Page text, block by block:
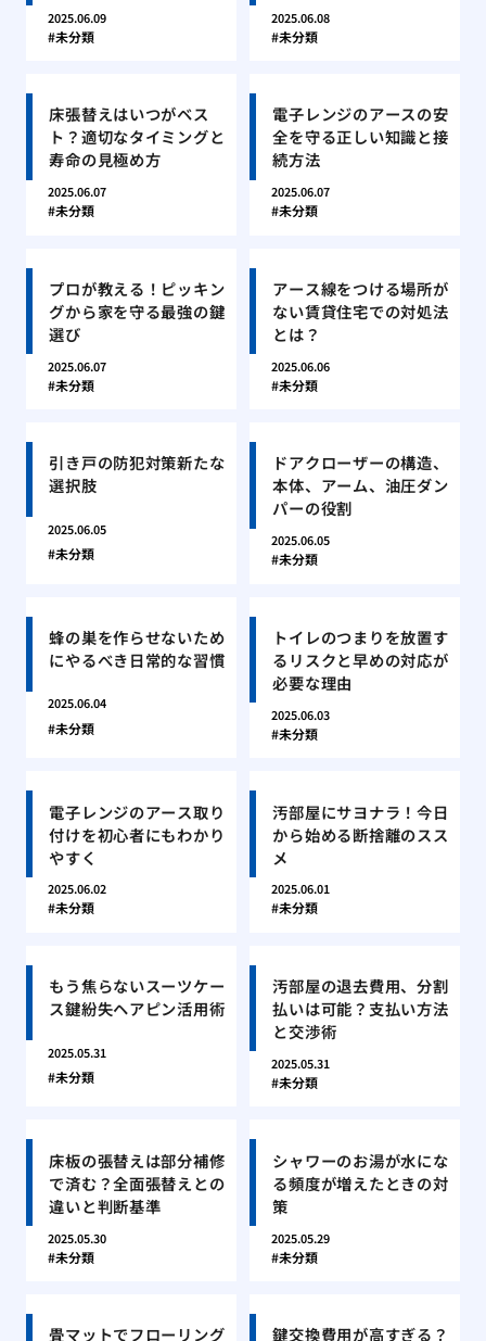
2025.06.09
未分類
2025.06.08
未分類
床張替えはいつがベス
ト？適切なタイミングと
寿命の見極め方
2025.06.07
未分類
電子レンジのアースの安
全を守る正しい知識と接
続方法
2025.06.07
未分類
プロが教える！ピッキン
グから家を守る最強の鍵
選び
2025.06.07
未分類
アース線をつける場所が
ない賃貸住宅での対処法
とは？
2025.06.06
未分類
引き戸の防犯対策新たな
選択肢
2025.06.05
未分類
ドアクローザーの構造、
本体、アーム、油圧ダン
パーの役割
2025.06.05
未分類
蜂の巣を作らせないため
にやるべき日常的な習慣
2025.06.04
未分類
トイレのつまりを放置す
るリスクと早めの対応が
必要な理由
2025.06.03
未分類
電子レンジのアース取り
付けを初心者にもわかり
やすく
2025.06.02
未分類
汚部屋にサヨナラ！今日
から始める断捨離のスス
メ
2025.06.01
未分類
もう焦らないスーツケー
ス鍵紛失ヘアピン活用術
2025.05.31
未分類
汚部屋の退去費用、分割
払いは可能？支払い方法
と交渉術
2025.05.31
未分類
床板の張替えは部分補修
で済む？全面張替えとの
違いと判断基準
2025.05.30
未分類
シャワーのお湯が水にな
る頻度が増えたときの対
策
2025.05.29
未分類
畳マットでフローリング
鍵交換費用が高すぎる？